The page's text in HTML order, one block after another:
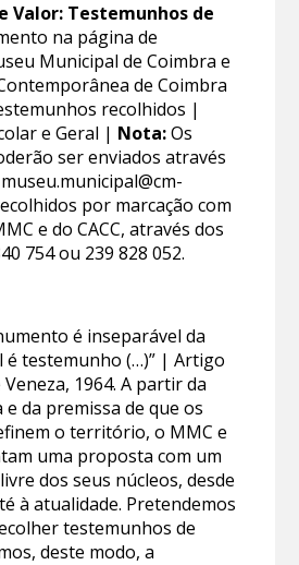
Valor: Testemunhos de
na página de
Municipal de Coimbra e
de Coimbra
recolhidos |
e Geral | Nota:Os
ser enviados através
por marcação com
e do CACC, através dos
754 ou 239 828 052.
é inseparável da
é testemunho (…)” | Artigo
Veneza, 1964. A partir da
e da premissa de que os
o território, o MMC e
uma proposta com um
dos seus núcleos, desde
à atualidade. Pretendemos
testemunhos de
deste modo, a